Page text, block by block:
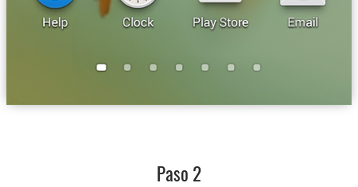
Paso 2